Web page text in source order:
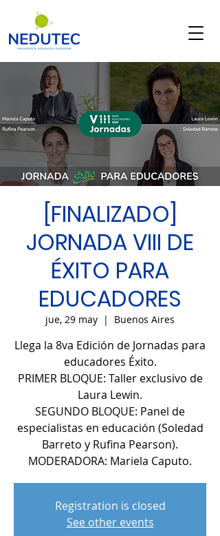
[FINALIZADO]
JORNADA VIII DE
ÉXITO PARA
EDUCADORES
jue, 29 may
  |
Buenos Aires
Llega la 8va Edición de Jornadas para
educadores Éxito.
PRIMER BLOQUE: Taller exclusivo de
Laura Lewin.
SEGUNDO BLOQUE: Panel de
especialistas en educación (Soledad
Barreto y Rufina Pearson).
MODERADORA: Mariela Caputo.
Registration is closed
See other events